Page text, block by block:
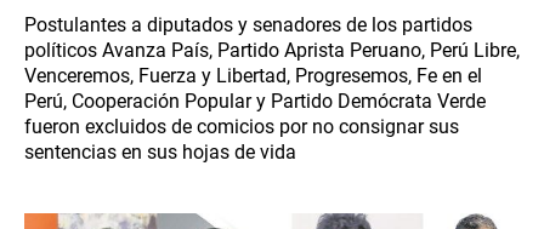
Postulantes a diputados y senadores de los partidos
políticos Avanza País, Partido Aprista Peruano, Perú Libre,
Venceremos, Fuerza y Libertad, Progresemos, Fe en el
Perú, Cooperación Popular y Partido Demócrata Verde
fueron excluidos de comicios por no consignar sus
sentencias en sus hojas de vida